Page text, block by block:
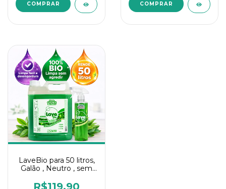
LaveBio para 50 litros,
Galão , Neutro , sem